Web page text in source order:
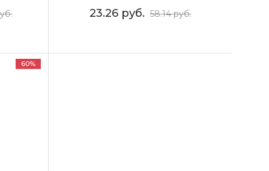
23.26 руб. 58.14руб.
60%